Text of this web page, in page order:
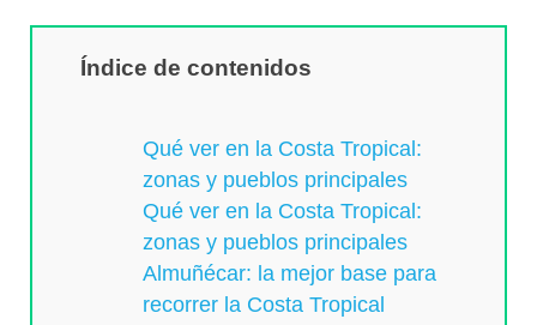
Índice de contenidos
Qué ver en la Costa Tropical:
zonas y pueblos principales
Qué ver en la Costa Tropical:
zonas y pueblos principales
Almuñécar: la mejor base para
recorrer la Costa Tropical